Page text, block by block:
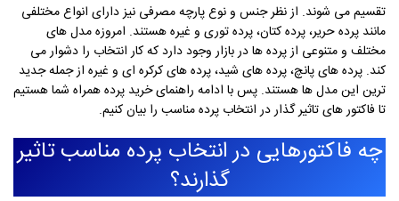
تقسیم می شوند. از نظر جنس و نوع پارچه مصرفی نیز دارای انواع مختلفی
مانند پرده حریر، پرده کتان، پرده توری و غیره هستند. امروزه مدل های
مختلف و متنوعی از پرده ها در بازار وجود دارد که کار انتخاب را دشوار می
کند. پرده های پانچ، پرده های شید، پرده های کرکره ای و غیره از جمله جدید
ترین این مدل ها هستند. پس با ادامه راهنمای خرید پرده همراه شما هستیم
تا فاکتور های تاثیر گذار در انتخاب پرده مناسب را بیان کنیم.
چه فاکتورهایی در انتخاب پرده مناسب تاثیر
گذارند؟